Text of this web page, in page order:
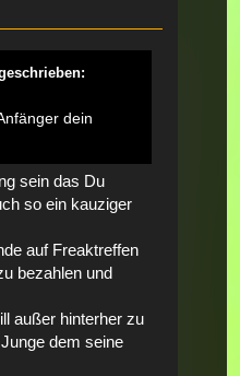
dein
sein das Du
so ein kauziger
auf Freaktreffen
bezahlen und
außer hinterher zu
dem seine